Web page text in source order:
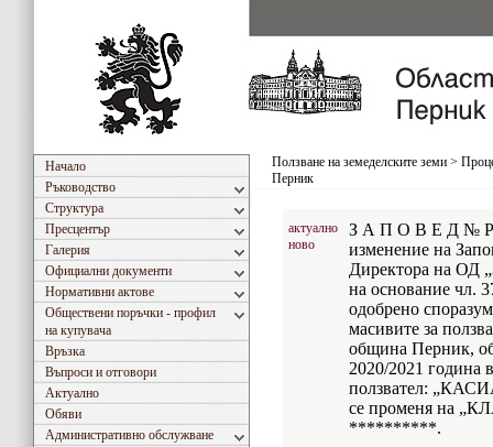
Начало
Ръководство
Структура
Пресцентър
Галерия
Официални документи
Нормативни актове
Обществени поръчки - профил
на купувача
Връзка
Въпроси и отговори
Актуално
Обяви
Административно обслужване
Ползване на земеделските земи >
Перник
актуално
ново
З А П О В Е Д №
изменение на
Директора на ОД
на основание чл.
одобрено
масивите за
община Перник,
2020/2021 година
ползвател:
се променя на
**********.